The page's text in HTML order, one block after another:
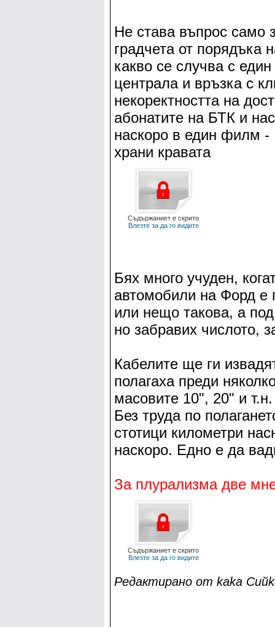
Не става въпрос само
градчета от порядъка
какво се случва с
централа и връзка с
некоректността на
абонатите на БТК и
наскоро в един филм -
храни кравата
Съдържаниет е скрито
Влезте за да го видите
Бях много учуден,
автомобили на Форд е
или нещо такова, а
но забравих числото,
Кабелите ще ги
полагаха преди
масовите 10", 20" и
Без труда по
стотици километри
наскоро. Едно е да
За плурализма две
Съдържаниет е скрито
Влезте за да го видите
Редактирано от kaka